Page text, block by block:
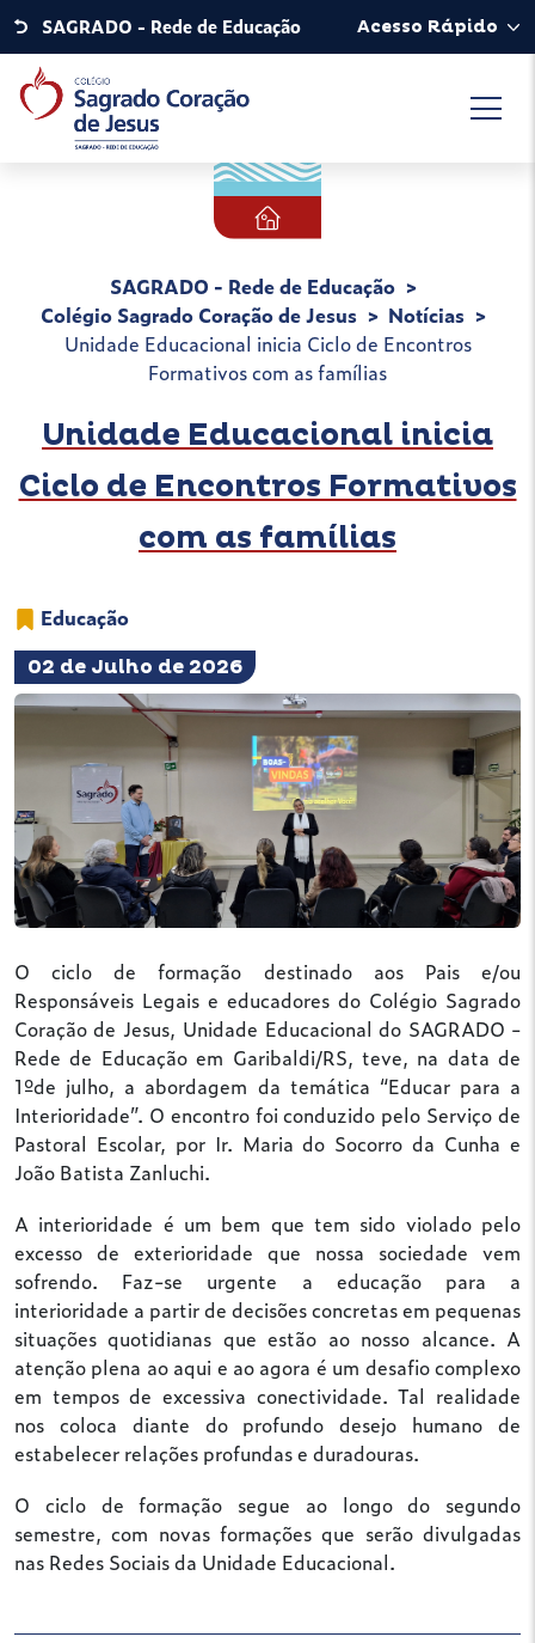
SAGRADO - Rede de Educação Acesso Rápido
SAGRADO - Rede de Educação
Colégio Sagrado Coração de Jesus
Notícias
Unidade Educacional inicia Ciclo de Encontros
Formativos com as famílias
Unidade Educacional inicia
Ciclo de Encontros Formativos
com as famílias
Educação
02 de Julho de 2026
O ciclo de formação destinado aos Pais e/ou
Responsáveis Legais e educadores do Colégio Sagrado
Coração de Jesus, Unidade Educacional do SAGRADO -
Rede de Educação em Garibaldi/RS, teve, na data de
1ºde julho, a abordagem da temática “Educar para a
Interioridade”. O encontro foi conduzido pelo Serviço de
Pastoral Escolar, por Ir. Maria do Socorro da Cunha e
João Batista Zanluchi.
A interioridade é um bem que tem sido violado pelo
excesso de exterioridade que nossa sociedade vem
sofrendo. Faz-se urgente a educação para a
interioridade a partir de decisões concretas em pequenas
situações quotidianas que estão ao nosso alcance. A
atenção plena ao aqui e ao agora é um desafio complexo
em tempos de excessiva conectividade. Tal realidade
nos coloca diante do profundo desejo humano de
estabelecer relações profundas e duradouras.
O ciclo de formação segue ao longo do segundo
semestre, com novas formações que serão divulgadas
nas Redes Sociais da Unidade Educacional.